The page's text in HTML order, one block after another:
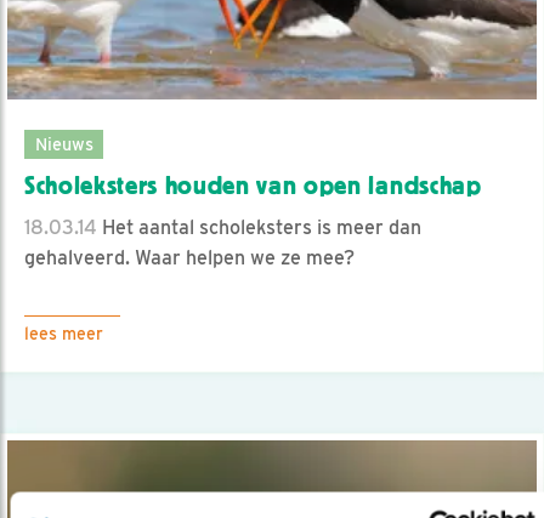
Nieuws
Scholeksters houden van open landschap
18.03.14 Het aantal scholeksters is meer dan
gehalveerd. Waar helpen we ze mee?
lees meer